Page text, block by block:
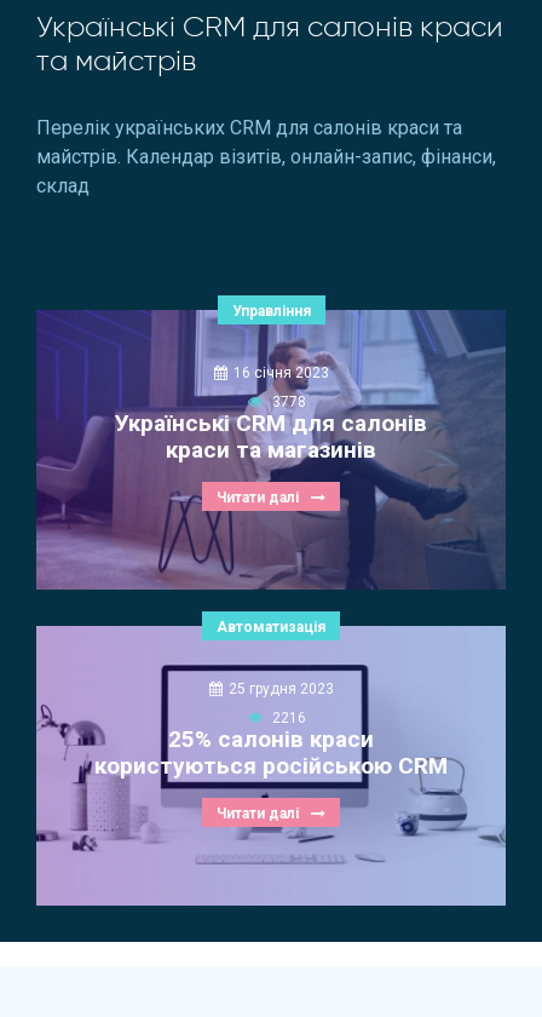
Українські CRM для салонів краси
та майстрів
Перелік українських CRM для салонів краси та
майстрів. Календар візитів, онлайн-запис, фінанси,
склад
Управління
16 січня 2023
3778
Українські CRM для салонів
краси та магазинів
Читати далі
Автоматизація
25 грудня 2023
2216
25% салонів краси
користуються російською CRM
Читати далі